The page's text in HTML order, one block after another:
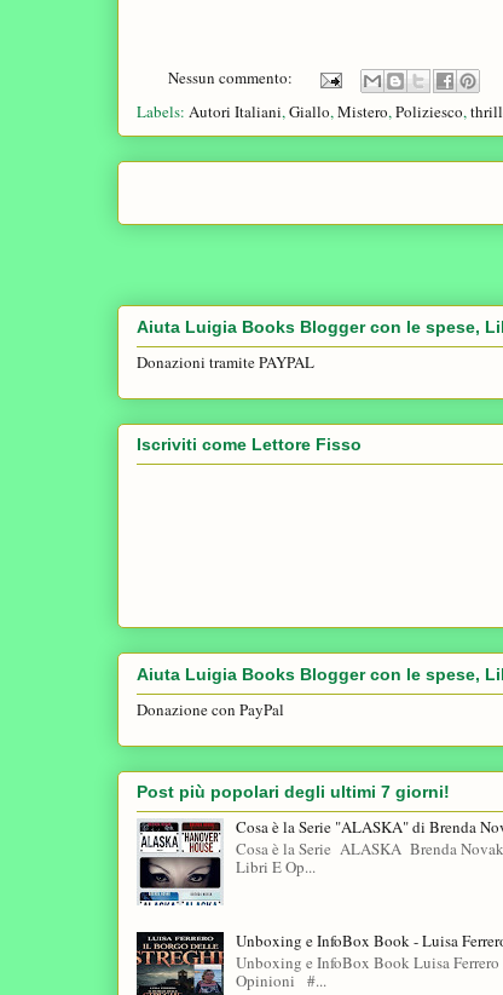
Nessun commento:
Labels: Autori Italiani,Giallo,Mistero,Poliziesco,
Aiuta Luigia Books Blogger con le spese,
Donazioni tramite PAYPAL
Iscriviti come Lettore Fisso
Aiuta Luigia Books Blogger con le spese,
Donazione con PayPal
Post più popolari degli ultimi 7 giorni!
Cosa è la Serie "ALASKA" di Brenda
Cosa è la Serie ALASKA Brenda
Libri E Op...
Unboxing e InfoBox Book - Luisa
Unboxing e InfoBox Book Luisa
Opinioni #...